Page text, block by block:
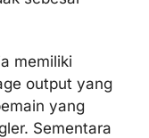
memiliki
output yang
yang
Sementara